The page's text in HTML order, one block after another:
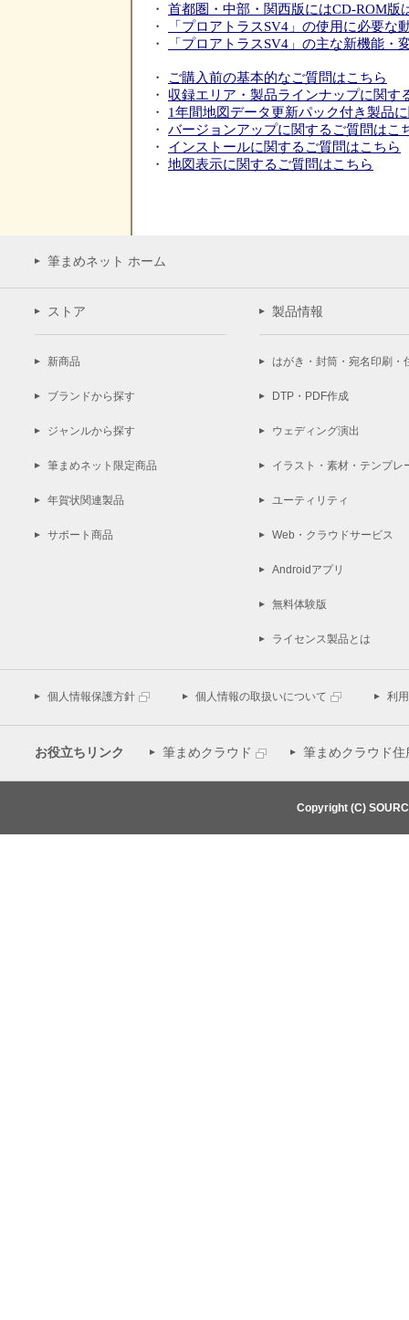
・ 首都圏・中部・関西版にはCD-ROM版
・
「プロアトラスSV4」の使用に必要な
・
「プロアトラスSV4」の主な新機能・
・
ご購入前の基本的なご質問はこちら
・ 収録エリア・製品ラインナップに関す
・ 1年間地図データ更新パック付き製品
・ バージョンアップに関するご質問はこ
・ インストールに関するご質問はこちら
・ 地図表示に関するご質問はこちら
筆まめネット ホーム
ストア
新商品
ブランドから探す
ジャンルから探す
筆まめネット限定商品
年賀状関連製品
サポート商品
製品情報
はがき・封筒・宛名印刷・
DTP・PDF作成
ウェディング演出
イラスト・素材・テンプレ
ユーティリティ
Web・クラウドサービス
Androidアプリ
無料体験版
ライセンス製品とは
個人情報保護方針 個人情報の取扱いについて 利
お役立ちリンク 筆まめクラウド 筆まめクラウド住
Copyright (C)